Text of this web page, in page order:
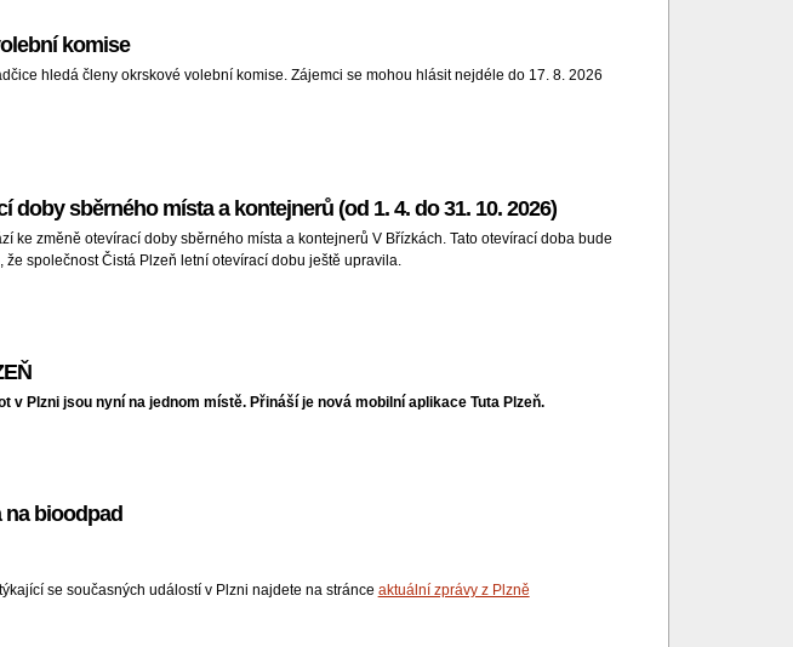
komise
hledá členy okrskové volební komise. Zájemci se mohou hlásit nejdéle do 17. 8. 2026
doby sběrného místa a kontejnerů (od 1. 4. do 31. 10. 2026)
ke změně otevírací doby sběrného místa a kontejnerů V Břízkách. Tato otevírací doba bude
společnost Čistá Plzeň letní otevírací dobu ještě upravila.
v Plzni jsou nyní na jednom místě. Přináší je nová mobilní aplikace Tuta Plzeň.
bioodpad
se současných událostí v Plzni najdete na stránce aktuální zprávy z Plzně